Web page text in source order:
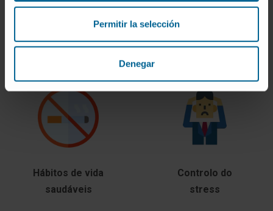
Permitir la selección
Denegar
Doenças associadas
Descanso e
qualidade do sono
Hábitos de vida
saudáveis
Controlo do
stress